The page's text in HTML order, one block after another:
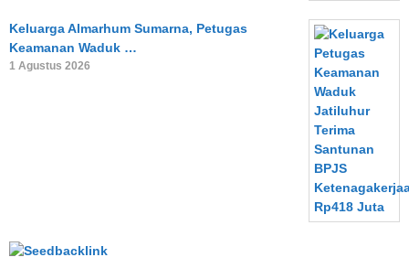
Keluarga Almarhum Sumarna, Petugas
Keamanan Waduk …
1 Agustus 2026